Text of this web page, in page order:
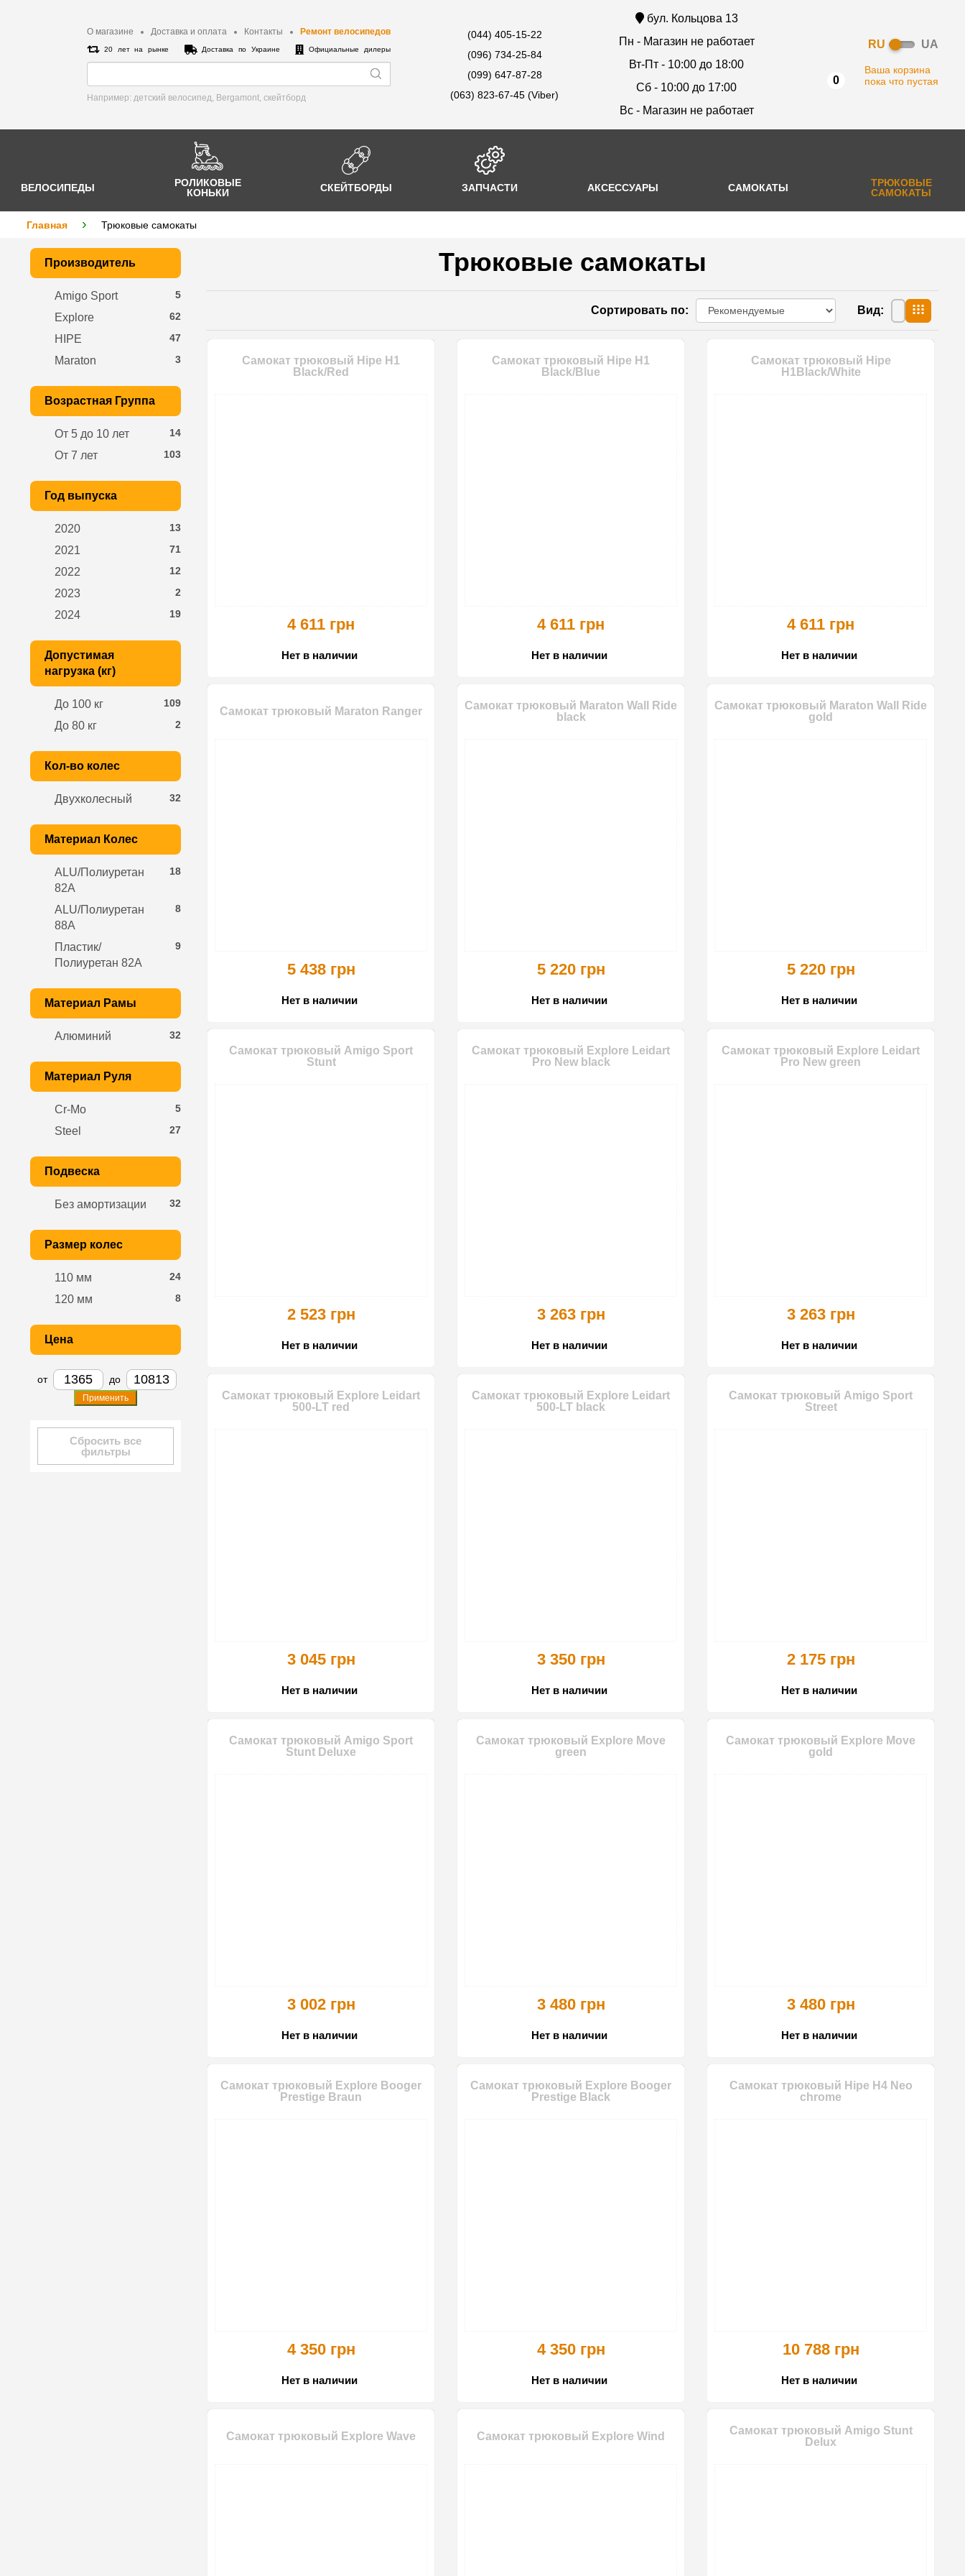
О магазине Доставка и оплата Контакты Ремонт велосипедов
20 лет на рынке Доставка по Украине Официальные дилеры
Например: детский велосипед, Bergamont, cкейтборд
(044) 405-15-22
(096) 734-25-84
(099) 647-87-28
(063) 823-67-45 (Viber)
бул. Кольцова 13
Пн - Магазин не работает
Вт-Пт - 10:00 до 18:00
Сб - 10:00 до 17:00
Вс - Магазин не работает
RU UA
0
Ваша корзина
пока что пустая
ВЕЛОСИПЕДЫ
РОЛИКОВЫЕ
КОНЬКИ
СКЕЙТБОРДЫ ЗАПЧАСТИ АКСЕССУАРЫ САМОКАТЫ
ТРЮКОВЫЕ
САМОКАТЫ
Главная Трюковые самокаты
Трюковые самокаты
Сортировать по: Вид:
Самокат трюковый Hipe H1
Black/Red
4 611 грн
Нет в наличии
Самокат трюковый Hipe H1
Black/Blue
4 611 грн
Нет в наличии
Самокат трюковый Hipe
H1Black/White
4 611 грн
Нет в наличии
Самокат трюковый Maraton Ranger
5 438 грн
Нет в наличии
Самокат трюковый Maraton Wall Ride
black
5 220 грн
Нет в наличии
Самокат трюковый Maraton Wall Ride
gold
5 220 грн
Нет в наличии
Самокат трюковый Amigo Sport
Stunt
2 523 грн
Нет в наличии
Самокат трюковый Explore Leidart
Pro New black
3 263 грн
Нет в наличии
Самокат трюковый Explore Leidart
Pro New green
3 263 грн
Нет в наличии
Самокат трюковый Explore Leidart
500-LT red
3 045 грн
Нет в наличии
Самокат трюковый Explore Leidart
500-LT black
3 350 грн
Нет в наличии
Самокат трюковый Amigo Sport
Street
2 175 грн
Нет в наличии
Самокат трюковый Amigo Sport
Stunt Deluxe
3 002 грн
Нет в наличии
Самокат трюковый Explore Move
green
3 480 грн
Нет в наличии
Самокат трюковый Explore Move
gold
3 480 грн
Нет в наличии
Самокат трюковый Explore Booger
Prestige Braun
4 350 грн
Нет в наличии
Самокат трюковый Explore Booger
Prestige Black
4 350 грн
Нет в наличии
Самокат трюковый Hipe H4 Neo
chrome
10 788 грн
Нет в наличии
Самокат трюковый Explore Wave Самокат трюковый Explore Wind
Самокат трюковый Amigo Stunt
Delux
Производитель
5
Amigo Sport
62
Explore
47
HIPE
3
Maraton
Возрастная Группа
14
От 5 до 10 лет
103
От 7 лет
Год выпуска
13
2020
71
2021
12
2022
2
2023
19
2024
Допустимая
нагрузка (кг)
109
До 100 кг
2
До 80 кг
Кол-во колес
32
Двухколесный
Материал Колес
18
ALU/Полиуретан
82A
8
ALU/Полиуретан
88A
9
Пластик/
Полиуретан 82A
Материал Рамы
32
Алюминий
Материал Руля
5
Cr-Mo
27
Steel
Подвеска
32
Без амортизации
Размер колес
24
110 мм
8
120 мм
Цена
от до
Применить
Сбросить все
фильтры